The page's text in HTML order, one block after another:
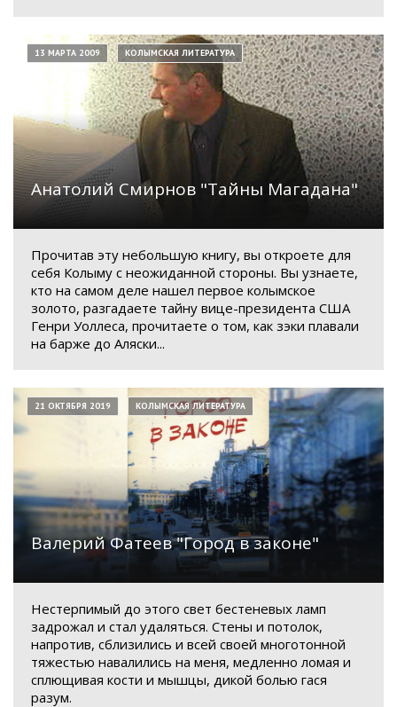
Анатолий Смирнов "Тайны Магадана"
13 МАРТА 2009 КОЛЫМСКАЯ ЛИТЕРАТУРА
Прочитав эту небольшую книгу, вы откроете для
себя Колыму с неожиданной стороны. Вы узнаете,
кто на самом деле нашел первое колымское
золото, разгадаете тайну вице-президента США
Генри Уоллеса, прочитаете о том, как зэки плавали
на барже до Аляски...
Валерий Фатеев "Город в законе"
21 ОКТЯБРЯ 2019 КОЛЫМСКАЯ ЛИТЕРАТУРА
Нестерпимый до этого свет бестеневых ламп
задрожал и стал удаляться. Стены и потолок,
напротив, сблизились и всей своей многотонной
тяжестью навалились на меня, медленно ломая и
сплющивая кости и мышцы, дикой болью гася
разум.